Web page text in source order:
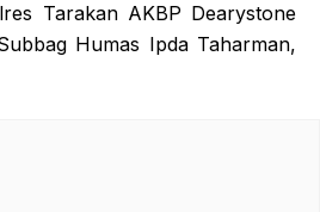
Tarakan AKBP Dearystone
Humas Ipda Taharman,